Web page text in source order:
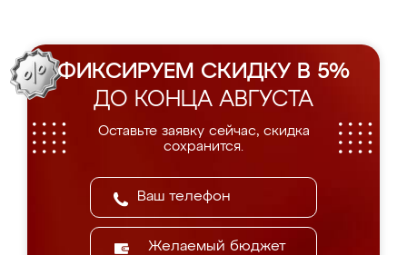
ФИКСИРУЕМ СКИДКУ В 5%
ДО КОНЦА АВГУСТА
Оставьте заявку сейчас, скидка
сохранится.
Желаемый бюджет